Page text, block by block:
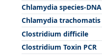
Chlamydia species-DNA
Chlamydia trachomatis
Clostridium difficile
Clostridium Toxin PCR